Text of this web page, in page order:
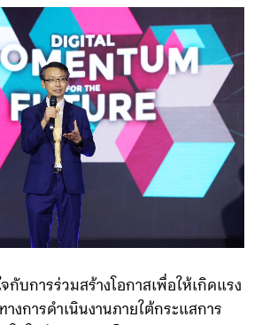
กับการร่วมสร้างโอกาสเพื่อให้เกิดแรง
งการดำเนินงานภายใต้กระแสการ